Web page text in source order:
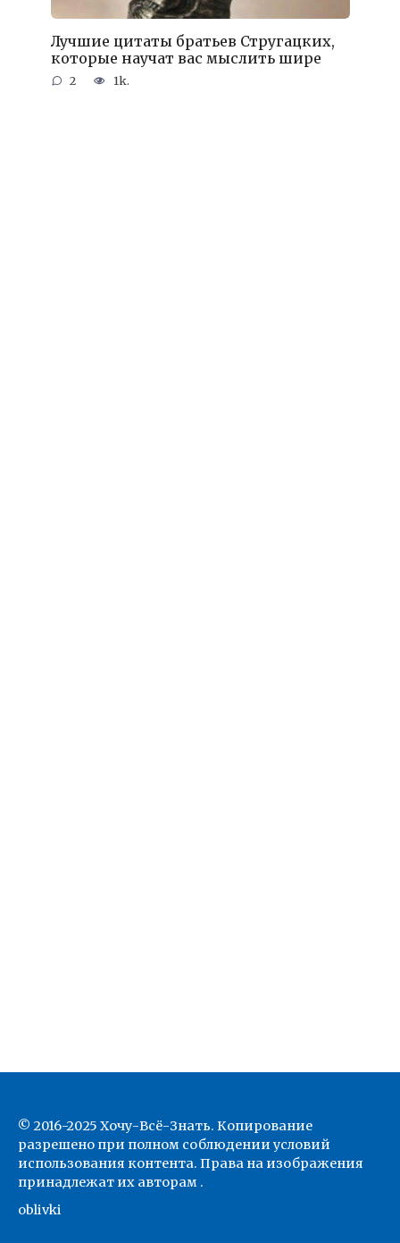
Лучшие цитаты братьев Стругацких,
которые научат вас мыслить шире
2 1k.
© 2016-2025 Хочу-Всё-Знать. Копирование
разрешено при полном соблюдении условий
использования контента. Права на изображения
принадлежат их авторам .
oblivki